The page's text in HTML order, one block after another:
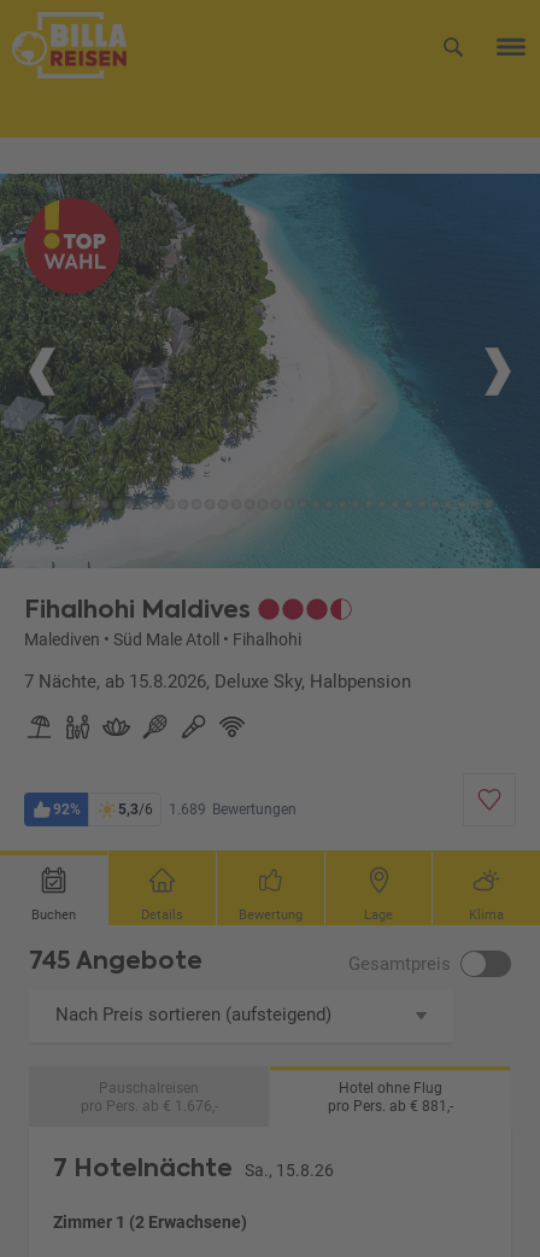
Fihalhohi Maldives
Malediven • Süd Male Atoll • Fihalhohi
7 Nächte, ab 15.8.2026, Deluxe Sky, Halbpension
92% 5,3/6 1.689 Bewertungen
Buchen Details Bewertung Lage Klima
745 Angebote Gesamtpreis
Nach Preis sortieren (aufsteigend)
Pauschalreisen
pro Pers. ab € 1.676,-
Hotel ohne Flug
pro Pers. ab € 881,-
7 Hotelnächte Sa., 15.8.26
Zimmer 1 (2 Erwachsene)